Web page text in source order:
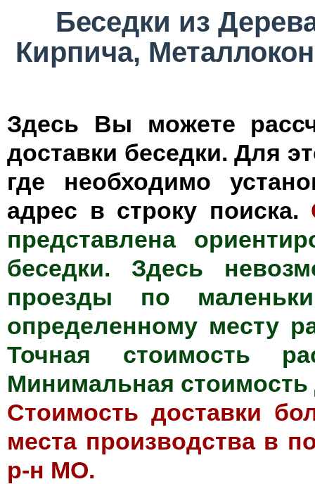
Беседки из
Кирпича,
Здесь Вы можете
доставки беседки. Для
где необходимо
адрес в строку поиска.
представлена
беседки. Здесь
проезды по
определенному месту
Точная стоимость
Минимальная стоимость
Стоимость доставки
места производства в
р-н МО.